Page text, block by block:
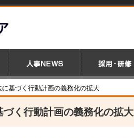
基づく行動計画の義務化の拡大
く行動計画の義務化の拡大